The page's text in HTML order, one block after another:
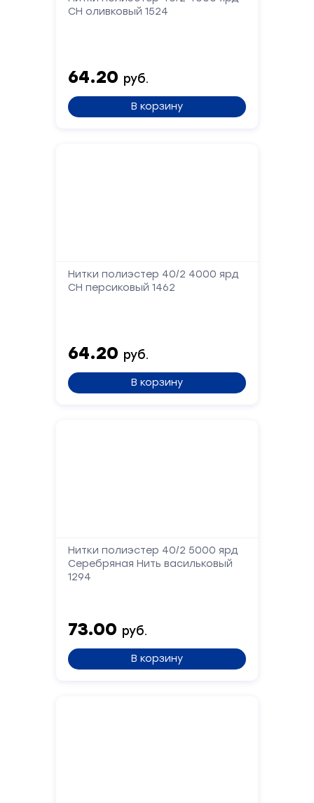
СН оливковый 1524
64.20 руб.
В корзину
Нитки полиэстер 40/2 4000 ярд
СН персиковый 1462
64.20 руб.
В корзину
Нитки полиэстер 40/2 5000 ярд
Серебряная Нить васильковый
1294
73.00 руб.
В корзину
Форма
Заполните
форму,